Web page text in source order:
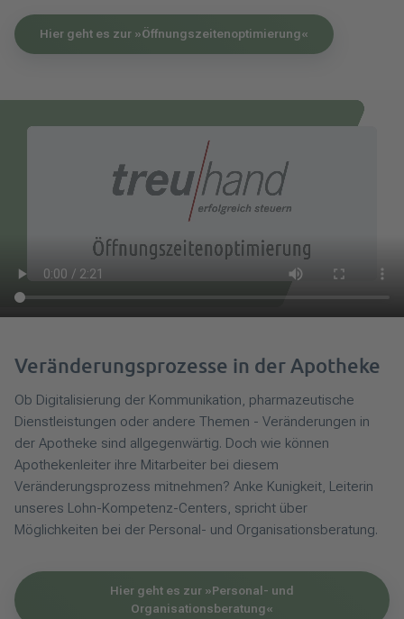
Hier geht es zur »Öffnungszeitenoptimierung«
Veränderungsprozesse in der Apotheke
Ob Digitalisierung der Kommunikation, pharmazeutische
Dienstleistungen oder andere Themen - Veränderungen in
der Apotheke sind allgegenwärtig. Doch wie können
Apothekenleiter ihre Mitarbeiter bei diesem
Veränderungsprozess mitnehmen? Anke Kunigkeit, Leiterin
unseres Lohn-Kompetenz-Centers, spricht über
Möglichkeiten bei der Personal- und Organisationsberatung.
Hier geht es zur »Personal- und
Organisationsberatung«